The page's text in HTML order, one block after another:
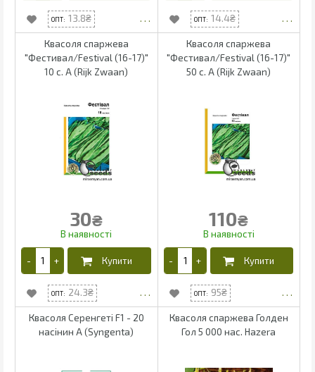
13.8 14.4
Квасоля спаржева
"Фестивал/Festival (16-17)"
10 с. А (Rijk Zwaan)
30₴
24.3
Квасоля спаржева
"Фестивал/Festival (16-17)"
50 с. А (Rijk Zwaan)
110₴
95
Квасоля Серенгеті F1 - 20
насінин А (Syngenta)
Квасоля спаржева Голден
Гол 5 000 нас. Hazera